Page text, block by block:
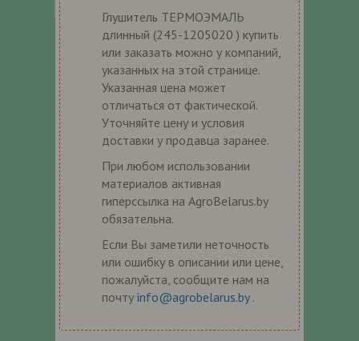
Глушитель ТЕРМОЭМАЛЬ
длинный (245-1205020 ) купить
или заказать можно у компаний,
указанных на этой странице.
Указанная цена может
отличаться от фактической.
Уточняйте цену и условия
доставки у продавца заранее.
При любом использовании
материалов активная
гиперссылка на AgroBelarus.by
обязательна.
Если Вы заметили неточность
или ошибку в описании или цене,
пожалуйста, сообщите нам на
почту info@agrobelarus.by .